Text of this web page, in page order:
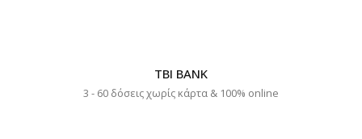
TBI BANK
3 - 60 δόσεις χωρίς κάρτα & 100% online